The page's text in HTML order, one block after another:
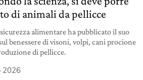
di animali da pellicce
alimentare ha pubblicato il suo
benessere di visoni, volpi, cani procione
di pellicce.
2026